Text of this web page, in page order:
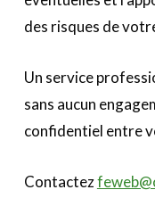
des risques de
Un service
sans aucun
confidentiel entre
Contactez